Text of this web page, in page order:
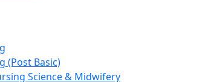
(Post Basic)
Science & Midwifery